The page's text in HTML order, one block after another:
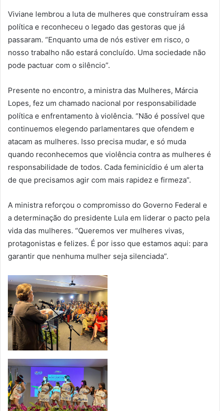
Viviane lembrou a luta de mulheres que construíram essa
política e reconheceu o legado das gestoras que já
passaram. “Enquanto uma de nós estiver em risco, o
nosso trabalho não estará concluído. Uma sociedade não
pode pactuar com o silêncio”.
Presente no encontro, a ministra das Mulheres, Márcia
Lopes, fez um chamado nacional por responsabilidade
política e enfrentamento à violência. “Não é possível que
continuemos elegendo parlamentares que ofendem e
atacam as mulheres. Isso precisa mudar, e só muda
quando reconhecemos que violência contra as mulheres é
responsabilidade de todos. Cada feminicídio é um alerta
de que precisamos agir com mais rapidez e firmeza”.
A ministra reforçou o compromisso do Governo Federal e
a determinação do presidente Lula em liderar o pacto pela
vida das mulheres. “Queremos ver mulheres vivas,
protagonistas e felizes. É por isso que estamos aqui: para
garantir que nenhuma mulher seja silenciada”.